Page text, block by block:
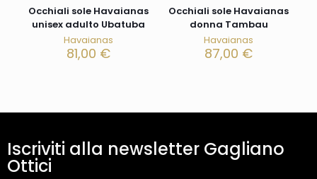
Occhiali sole Havaianas
unisex adulto Ubatuba
Havaianas
81,00 €
Occhiali sole Havaianas
donna Tambau
Havaianas
87,00 €
Iscriviti alla newsletter Gagliano
Ottici